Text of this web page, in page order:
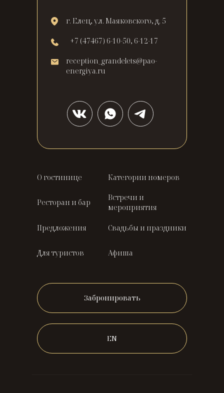
г. Елец, ул. Маяковского, д. 5
+7 (47467) 6-10-50, 6-12-17
reception_grandelets@pao-
energiya.ru
О гостинице Категории номеров
Предложения
Ресторан и бар
Встречи и
мероприятия
Свадьбы и праздники
Для туристов Афиша
Забронировать
EN